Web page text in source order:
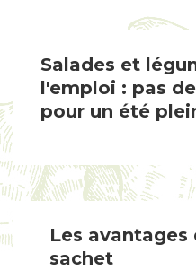
Salades et
l'emploi : pas
pour un été
Les avantages
sachet